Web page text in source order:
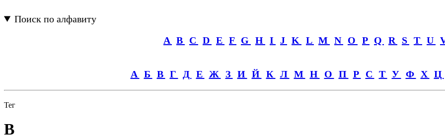
Поиск по алфавиту
A B C D E F G H I J K L M N O P Q R S T U
А Б В Г Д Е Ж З И Й К Л М Н О П Р С Т У Ф Х Ц
Тег
В